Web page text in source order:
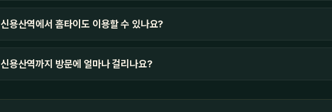
신용산역에서 홈타이도 이용할 수 있나요?
신용산역까지 방문에 얼마나 걸리나요?